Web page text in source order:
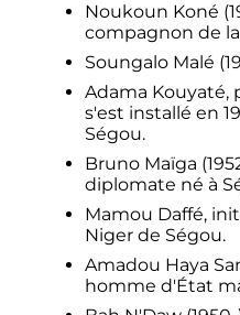
Noukoun Koné
compagnon de
Soungalo Malé
Adama Kouyaté,
s'est installé en
Ségou.
Bruno Maïga
diplomate né à
Mamou Daffé,
Niger de Ségou.
Amadou Haya
homme d'État